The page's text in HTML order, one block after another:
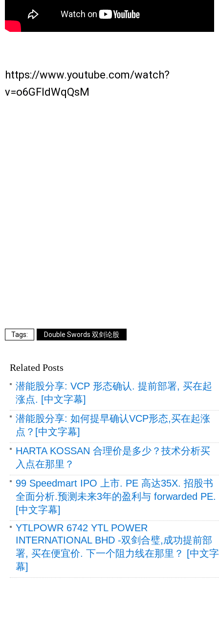
https://www.youtube.com/watch?
v=o6GFldWqQsM
Double Swords 双剑论股
Related Posts
潜能股分享: VCP 形态确认. 提前部署, 买在起
涨点. [中文字幕]
潜能股分享: 如何提早确认VCP形态,买在起涨
点？[中文字幕]
HARTA KOSSAN 合理价是多少？技术分析买
入点在那里？
99 Speedmart IPO 上市. PE 高达35X. 招股书
全面分析.预测未来3年的盈利与 forwarded PE.
[中文字幕]
YTLPOWR 6742 YTL POWER
INTERNATIONAL BHD -双剑合璧,成功提前部
署, 买在便宜价. 下一个阻力线在那里？ [中文字
幕]